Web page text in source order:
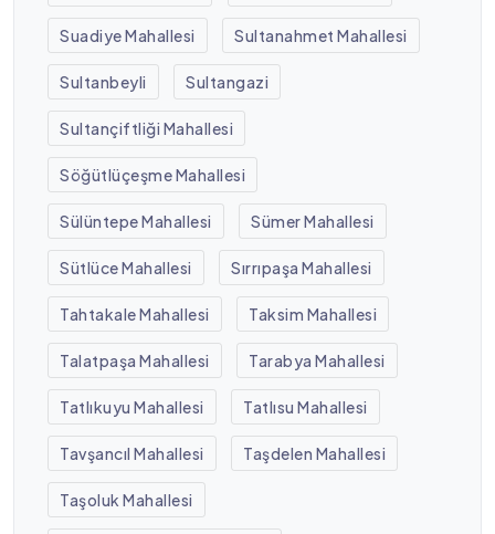
Suadiye Mahallesi Sultanahmet Mahallesi
Sultanbeyli Sultangazi
Sultançiftliği Mahallesi
Söğütlüçeşme Mahallesi
Sülüntepe Mahallesi Sümer Mahallesi
Sütlüce Mahallesi Sırrıpaşa Mahallesi
Tahtakale Mahallesi Taksim Mahallesi
Talatpaşa Mahallesi Tarabya Mahallesi
Tatlıkuyu Mahallesi Tatlısu Mahallesi
Tavşancıl Mahallesi Taşdelen Mahallesi
Taşoluk Mahallesi